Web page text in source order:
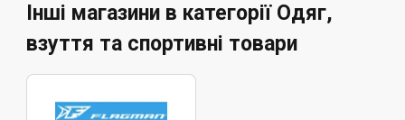
Інші магазини в категорії Одяг,
взуття та спортивні товари